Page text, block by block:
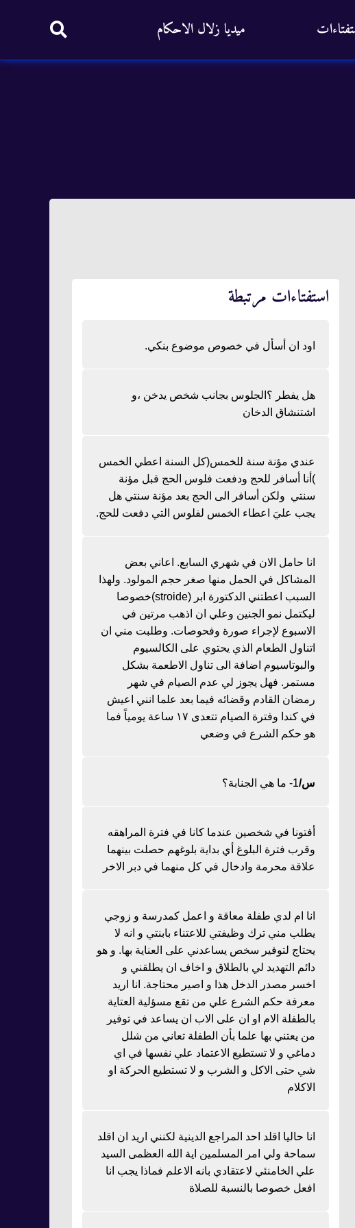
ميديا زلال الاحكام
استفتاءات مرتبطة
اود ان أسأل في خصوص موضوع بنكي.
هل يفطر ؟الجلوس بجانب شخص يدخن ،و
اشتنشاق الدخان
عندي مؤنة سنة للخمس(كل السنة اعطي الخمس
)أنا أسافر للحج ودفعت فلوس الحج قبل مؤنة
سنتي ولكن أسافر الى الحج بعد مؤنة سنتي هل
يجب عليَ اعطاء الخمس لفلوس التي دفعت للحج.
انا حامل الان في شهري السابع. اعاني بعض
المشاكل في الحمل منها صغر حجم المولود. ولهذا
السبب اعطتني الدكتورة ابر (stroide)خصوصا
ليكتمل نمو الجنين وعلي ان اذهب مرتين في
الاسبوع لإجراء صورة وفحوصات. وطلبت مني ان
اتناول الطعام الذي يحتوي على الكالسيوم
والبوتاسيوم اضافة الى تناول الاطعمة بشكل
مستمر. فهل يجوز لي عدم الصيام في شهر
رمضان القادم وقضائه فيما بعد علما انني اعيش
في كندا وفترة الصيام تتعدى ١٧ ساعة يومياً فما
هو حكم الشرع في وضعي
س/1- ما هي الجنابة؟
أفتونا في شخصين عندما كانا في فترة المراهقه
وقرب فترة البلوغ أي بداية بلوغهم حصلت بينهما
علاقة محرمة وادخال في كل منهما في دبر الاخر
انا ام لدي طفلة معاقة و اعمل كمدرسة و زوجي
يطلب مني ترك وظيفتي للاعتناء بابنتي و انه لا
يحتاج لتوفير سخص يساعدني على العناية بها. و هو
دائم التهديد لي بالطلاق و اخاف ان يطلقني و
اخسر مصدر الدخل هذا و اصير محتاجة. انا اريد
معرفة حكم الشرع علي من تقع مسؤلية العتاية
بالطفلة الام او ان على الاب ان يساعد في توفير
من يعتني بها علما بأن الطفلة تعاني من شلل
دماغي و لا تستطيع الاعتماد علي نفسها في اي
شي حتى الاكل و الشرب و لا تستطيع الحركة او
الاكلام
انا حاليا اقلد احد المراجع الدينية لكنني اريد ان اقلد
سماحة ولي امر المسلمين اية الله العظمى السيد
علي الخامنئي لاعتقادي بانه الاعلم فماذا يجب انا
افعل خصوصا بالنسبة للصلاة